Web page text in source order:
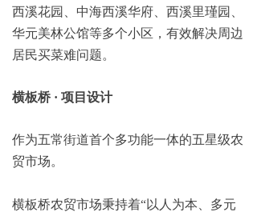
西溪花园、中海西溪华府、西溪里瑾园、
华元美林公馆等多个小区，有效解决周边
居民买菜难问题。
横板桥 · 项目设计
作为五常街道首个多功能一体的五星级农
贸市场。
横板桥农贸市场秉持着“以人为本、多元